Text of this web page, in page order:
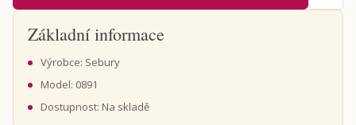
Základní informace
Výrobce: Sebury
Model: 0891
Dostupnost: Na skladě